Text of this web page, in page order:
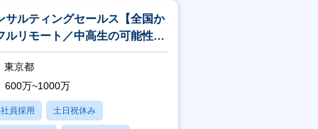
サルティングセールス【全国か
ルリモート／中高生の可能性を
限伸ばす・学校教育の課題解
東京都
600万~1000万
員採用 土日祝休み